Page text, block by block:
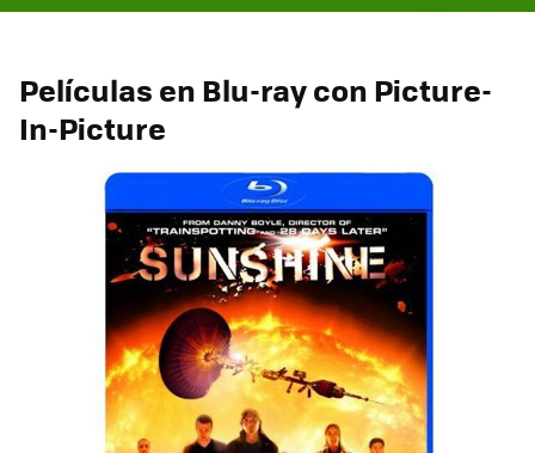
Películas en Blu-ray con Picture-
In-Picture